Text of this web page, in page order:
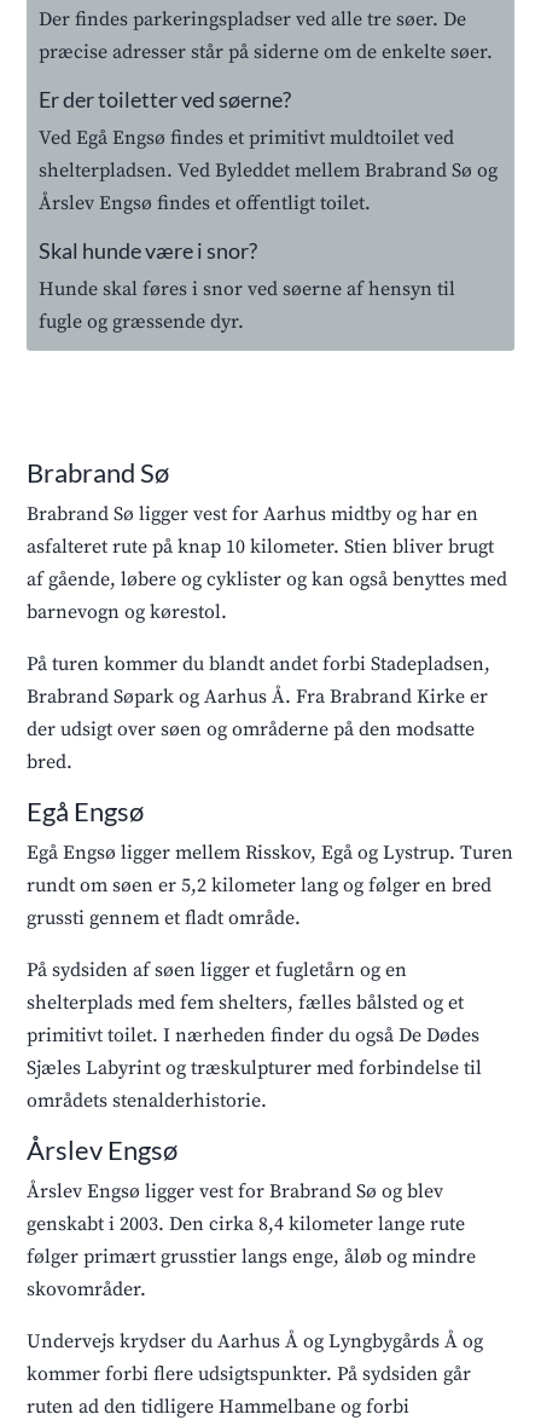
Der findes parkeringspladser ved alle tre søer. De
præcise adresser står på siderne om de enkelte søer.
Er der toiletter ved søerne?
Ved Egå Engsø findes et primitivt muldtoilet ved
shelterpladsen. Ved Byleddet mellem Brabrand Sø og
Årslev Engsø findes et offentligt toilet.
Skal hunde være i snor?
Hunde skal føres i snor ved søerne af hensyn til
fugle og græssende dyr.
Brabrand Sø
Brabrand Sø ligger vest for Aarhus midtby og har en
asfalteret rute på knap 10 kilometer. Stien bliver brugt
af gående, løbere og cyklister og kan også benyttes med
barnevogn og kørestol.
På turen kommer du blandt andet forbi Stadepladsen,
Brabrand Søpark og Aarhus Å. Fra Brabrand Kirke er
der udsigt over søen og områderne på den modsatte
bred.
Egå Engsø
Egå Engsø ligger mellem Risskov, Egå og Lystrup. Turen
rundt om søen er 5,2 kilometer lang og følger en bred
grussti gennem et fladt område.
På sydsiden af søen ligger et fugletårn og en
shelterplads med fem shelters, fælles bålsted og et
primitivt toilet. I nærheden finder du også De Dødes
Sjæles Labyrint og træskulpturer med forbindelse til
områdets stenalderhistorie.
Årslev Engsø
Årslev Engsø ligger vest for Brabrand Sø og blev
genskabt i 2003. Den cirka 8,4 kilometer lange rute
følger primært grusstier langs enge, åløb og mindre
skovområder.
Undervejs krydser du Aarhus Å og Lyngbygårds Å og
kommer forbi flere udsigtspunkter. På sydsiden går
ruten ad den tidligere Hammelbane og forbi